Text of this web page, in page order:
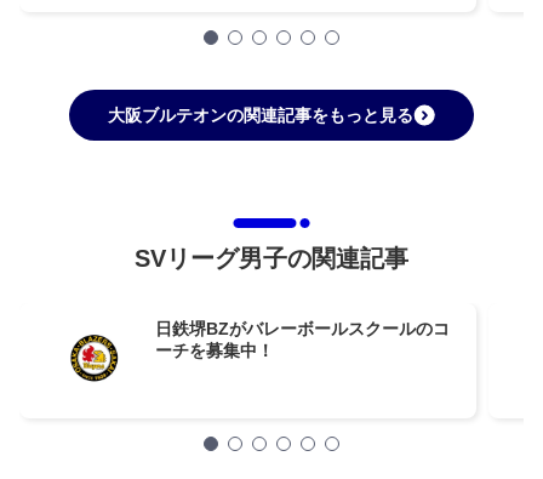
大阪ブルテオンの関連記事をもっと見る
SVリーグ男子の関連記事
日鉄堺BZがバレーボールスクールのコ
ーチを募集中！